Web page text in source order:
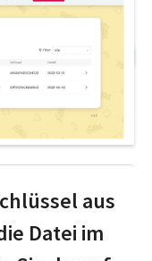
aus
Datei im